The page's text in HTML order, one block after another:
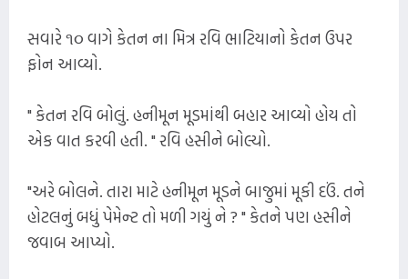
સવારે ૧૦ વાગે કેતન ના મિત્ર રવિ ભાટિયાનો કેતન ઉપર
ફોન આવ્યો.
" કેતન રવિ બોલું. હનીમૂન મૂડમાંથી બહાર આવ્યો હોય તો
એક વાત કરવી હતી. " રવિ હસીને બોલ્યો.
"અરે બોલને. તારા માટે હનીમૂન મૂડને બાજુમાં મૂકી દઉં. તને
હોટલનું બધું પેમેન્ટ તો મળી ગયું ને ? " કેતને પણ હસીને
જવાબ આપ્યો.